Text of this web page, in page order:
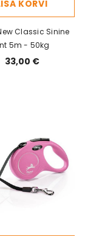
KORVI
Classic Sinine
5m - 50kg
33,00 €